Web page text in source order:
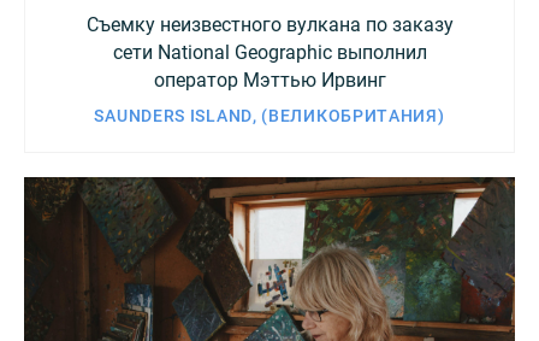
Съемку неизвестного вулкана по заказу
сети National Geographic выполнил
оператор Мэттью Ирвинг
SAUNDERS ISLAND, (ВЕЛИКОБРИТАНИЯ)